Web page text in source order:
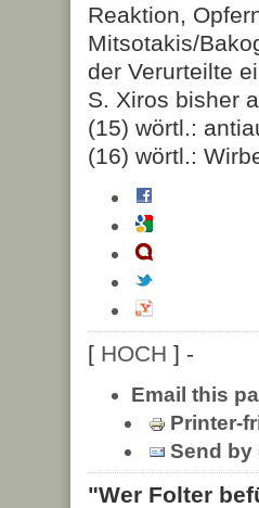
Reaktion,
Mitsotakis/
der Verurteilte
S. Xiros bisher
(15) wörtl.:
(16) wörtl.:
[ HOCH ] -
Email this
Printer-
Send by
"Wer Folter